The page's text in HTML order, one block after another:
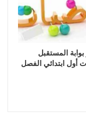
المستقبل
أول ابتدائي الفصل